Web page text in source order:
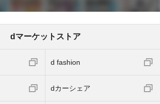
dマーケットストア
d fashion
dカーシェア